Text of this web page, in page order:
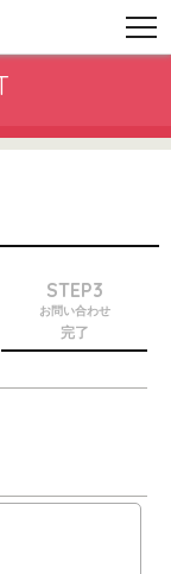
STEP3
お問い合わせ
完了